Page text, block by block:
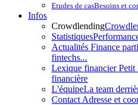
Etudes de casBesoins et
Infos
Crowdlending
Statistiques
Actualités Finance
fintechs...
Lexique financierPetit
financière
L'équipeLa team
Contact Adresse et